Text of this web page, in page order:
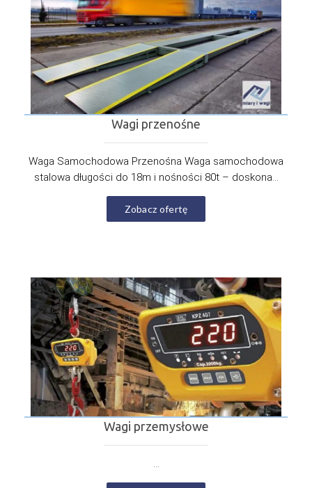
Wagi przenośne
Waga Samochodowa Przenośna Waga samochodowa
stalowa długości do 18m i nośności 80t – doskona...
Zobacz ofertę
Wagi przemysłowe
...